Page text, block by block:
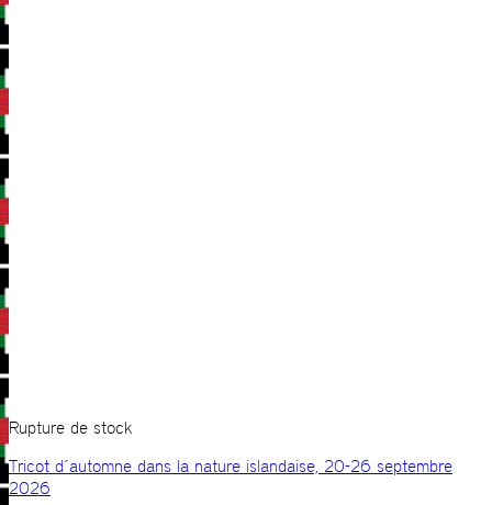
Rupture de stock
Tricot d´automne dans la nature islandaise, 20-26 septembre
2026